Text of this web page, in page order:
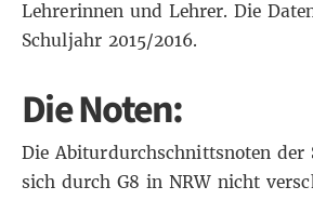
Lehrerinnen und Lehrer.Die
Schuljahr 2015/2016.
Die Noten:
Die Abiturdurchschnittsnoten der
sich durch G8 in NRW nicht